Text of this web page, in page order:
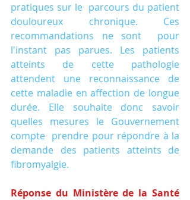
pratiques sur le  parcours du patient
douloureux chronique. Ces
recommandations ne sont  pour
l'instant pas parues. Les patients
atteints de cette pathologie
attendent une reconnaissance de
cette maladie en affection de longue
durée. Elle souhaite donc savoir
quelles mesures le Gouvernement
compte  prendre pour répondre à la
demande des patients atteints de
fibromyalgie.
Réponse du Ministère de la Santé